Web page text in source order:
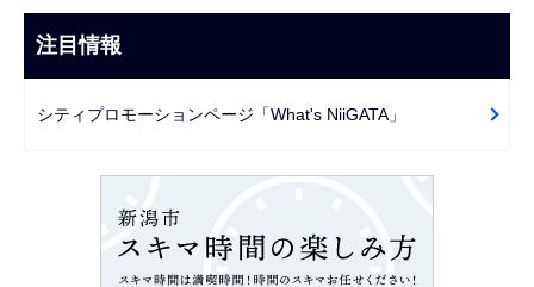
こ
ま
で
ビ
ー
注目情報
シティプロモーションページ「What's NiiGATA」